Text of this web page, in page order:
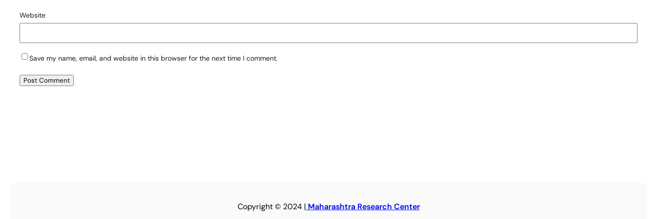
Website
Save my name, email, and website in this browser for the next time I comment.
Copyright © 2024 | Maharashtra Research Center